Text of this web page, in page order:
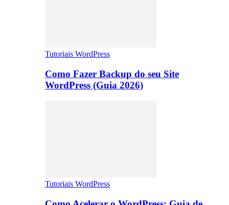
Tutoriais WordPress
Como Fazer Backup do seu Site
WordPress (Guia 2026)
Tutoriais WordPress